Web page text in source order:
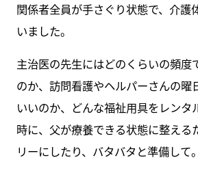
関係者全員が手さぐり状態で、介護
いました。
主治医の先生にはどのくらいの頻度
のか、訪問看護やヘルパーさんの曜
いいのか、どんな福祉用具をレンタ
時に、父が療養できる状態に整える
リーにしたり、バタバタと準備して。